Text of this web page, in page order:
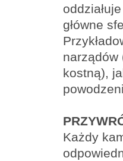
główne
narządów
kostną),
Każdy